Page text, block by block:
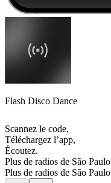
Flash Disco Dance
Scannez le code,
Téléchargez l’app,
Écoutez.
Plus de radios de São Paulo
Plus de radios de São Paulo